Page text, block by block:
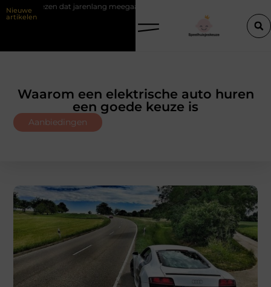
Nieuwe
artikelen
meegaat Renovlies behang voor strakke wanden
Waarom een elektrische auto huren
een goede keuze is
Aanbiedingen